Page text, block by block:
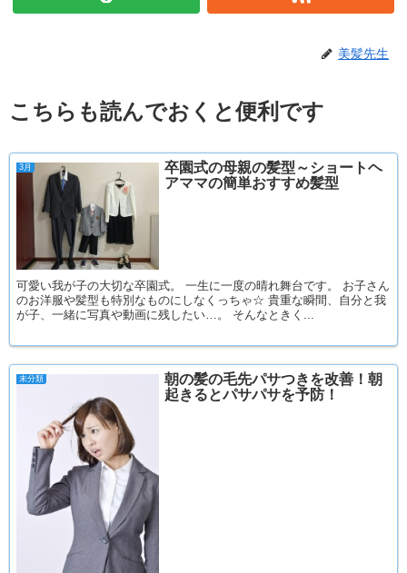
美髪先生
こちらも読んでおくと便利です
3月
卒園式の母親の髪型～ショートヘ
アママの簡単おすすめ髪型
可愛い我が子の大切な卒園式。 一生に一度の晴れ舞台です。 お子さん
のお洋服や髪型も特別なものにしなくっちゃ☆ 貴重な瞬間、自分と我
が子、一緒に写真や動画に残したい…。 そんなときく...
未分類
朝の髪の毛先パサつきを改善！朝
起きるとパサパサを予防！